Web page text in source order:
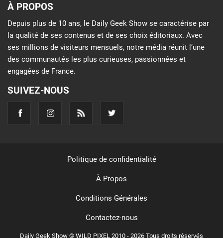
À PROPOS
Depuis plus de 10 ans, le Daily Geek Show se caractérise par
la qualité de ses contenus et de ses choix éditoriaux. Avec
ses millions de visiteurs mensuels, notre média réunit l’une
des communautés les plus curieuses, passionnées et
engagées de France.
SUIVEZ-NOUS
Daily Geek Show © WILD PIXEL 2010 - 2026 Tous droits réservés
Politique de confidentialité
À Propos
Conditions Générales
Contactez-nous